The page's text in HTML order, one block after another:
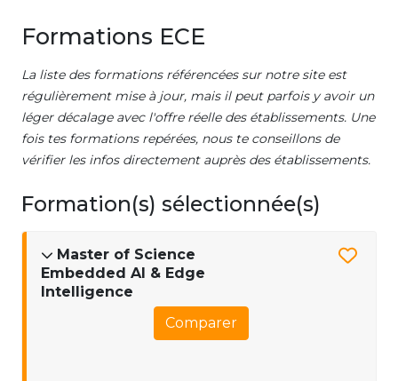
Formations ECE
La liste des formations référencées sur notre site est
régulièrement mise à jour, mais il peut parfois y avoir un
léger décalage avec l'offre réelle des établissements. Une
fois tes formations repérées, nous te conseillons de
vérifier les infos directement auprès des établissements.
Formation(s) sélectionnée(s)
Master of Science
Embedded AI & Edge
Intelligence
Comparer